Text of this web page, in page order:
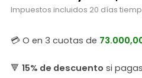
Impuestos incluidos 20 días
💳 O en 3 cuotas de
🔻 15% de descuento si